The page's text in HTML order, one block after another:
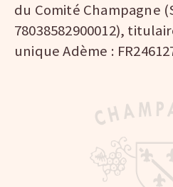
du Comité Champagne
78038582900012),
unique Adème :